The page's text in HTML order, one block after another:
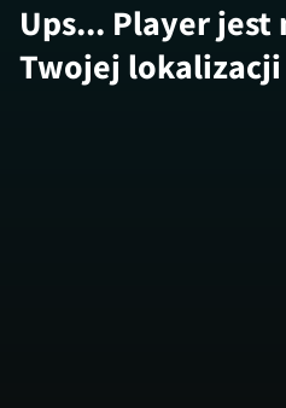
Ups... Player
Twojej lokalizacji